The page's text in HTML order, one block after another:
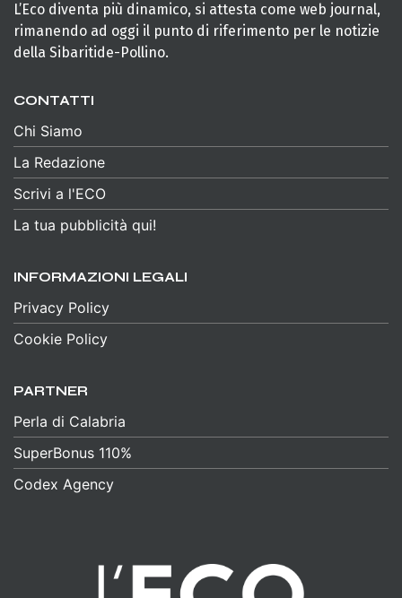
L’Eco diventa più dinamico, si attesta come web journal,
rimanendo ad oggi il punto di riferimento per le notizie
della Sibaritide-Pollino.
CONTATTI
Chi Siamo
La Redazione
Scrivi a l'ECO
La tua pubblicità qui!
INFORMAZIONI LEGALI
Privacy Policy
Cookie Policy
PARTNER
Perla di Calabria
SuperBonus 110%
Codex Agency